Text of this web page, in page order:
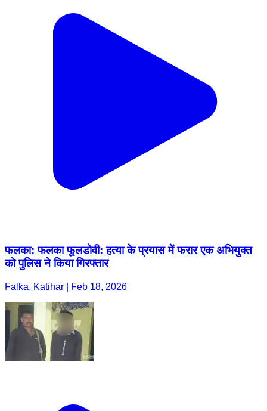
फलका: फलका फूलडोवी: हत्या के प्रयास में फरार एक अभियुक्त
को पुलिस ने किया गिरफ्तार
Falka, Katihar | Feb 18, 2026